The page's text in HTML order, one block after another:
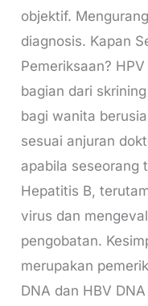
objektif.
diagnosis. Kapan
Pemeriksaan?
bagian dari
bagi wanita
sesuai anjuran
apabila seseorang
Hepatitis B,
virus dan
pengobatan.
merupakan
DNA dan HBV